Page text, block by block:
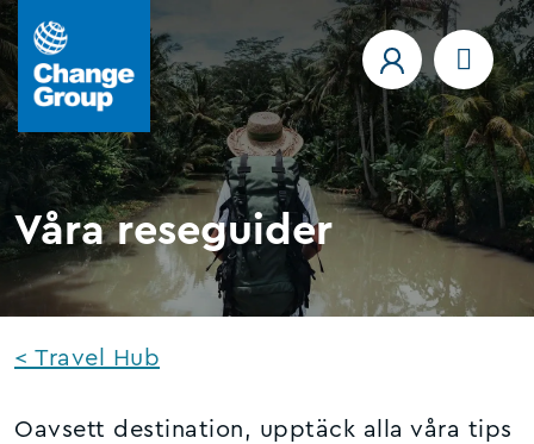
Våra reseguider
< Travel Hub
Oavsett destination, upptäck alla våra tips